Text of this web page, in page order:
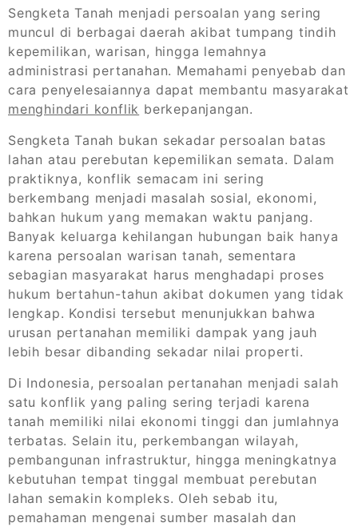
Sengketa Tanah menjadi persoalan yang sering
muncul di berbagai daerah akibat tumpang tindih
kepemilikan, warisan, hingga lemahnya
administrasi pertanahan. Memahami penyebab dan
cara penyelesaiannya dapat membantu masyarakat
menghindari konflik berkepanjangan.
Sengketa Tanah bukan sekadar persoalan batas
lahan atau perebutan kepemilikan semata. Dalam
praktiknya, konflik semacam ini sering
berkembang menjadi masalah sosial, ekonomi,
bahkan hukum yang memakan waktu panjang.
Banyak keluarga kehilangan hubungan baik hanya
karena persoalan warisan tanah, sementara
sebagian masyarakat harus menghadapi proses
hukum bertahun-tahun akibat dokumen yang tidak
lengkap. Kondisi tersebut menunjukkan bahwa
urusan pertanahan memiliki dampak yang jauh
lebih besar dibanding sekadar nilai properti.
Di Indonesia, persoalan pertanahan menjadi salah
satu konflik yang paling sering terjadi karena
tanah memiliki nilai ekonomi tinggi dan jumlahnya
terbatas. Selain itu, perkembangan wilayah,
pembangunan infrastruktur, hingga meningkatnya
kebutuhan tempat tinggal membuat perebutan
lahan semakin kompleks. Oleh sebab itu,
pemahaman mengenai sumber masalah dan